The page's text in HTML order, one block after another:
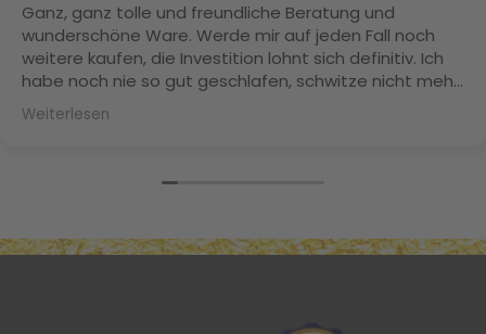
Ganz, ganz tolle und freundliche Beratung und
wunderschöne Ware. Werde mir auf jeden Fall noch
weitere kaufen, die Investition lohnt sich definitiv. Ich
habe noch nie so gut geschlafen, schwitze nicht mehr
und meine Naturlocken sind Dank der Maulbeerseide
nicht mehr trocken und splissig. Herzlichen Dank
Weiterlesen